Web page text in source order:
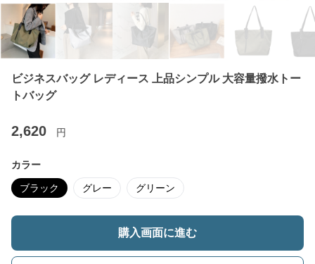
ビジネスバッグ レディース 上品シンプル 大容量撥水トー
トバッグ
2,620 円
カラー
ブラック グレー グリーン
購入画面に進む